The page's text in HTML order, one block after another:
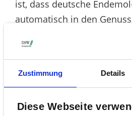
Zustimmung Details
Diese Webseite
ist, dass deutsche
automatisch in den
kommen. Sie werden
üblich – von ihren
hierzu gibt es bei der DSW
der Telefonnummer 0211/